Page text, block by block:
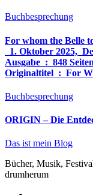
Buchbesprechung
For whom the Belle
1. Oktober 2025,
Ausgabe ‏ : ‎ 848 Seiten, ISBN-13 ‏ : ‎ 978-3764533694,
Buchbesprechung
ORIGIN – Die
Das ist mein Blog
Bücher, Musik,
drumherum